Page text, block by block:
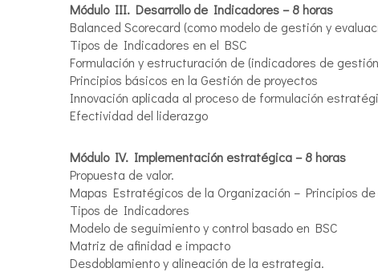
Módulo III. Desarrollo de Indicadores – 8 horas
Balanced Scorecard (como modelo de gestión y
Tipos de Indicadores en el BSC
Formulación y estructuración de (indicadores de
Principios básicos en la Gestión de proyectos
Innovación aplicada al proceso de formulación
Efectividad del liderazgo
Módulo IV. Implementación estratégica – 8 horas
Propuesta de valor.
Mapas Estratégicos de la Organización – Principios
Tipos de Indicadores
Modelo de seguimiento y control basado en BSC
Matriz de afinidad e impacto
Desdoblamiento y alineación de la estrategia.